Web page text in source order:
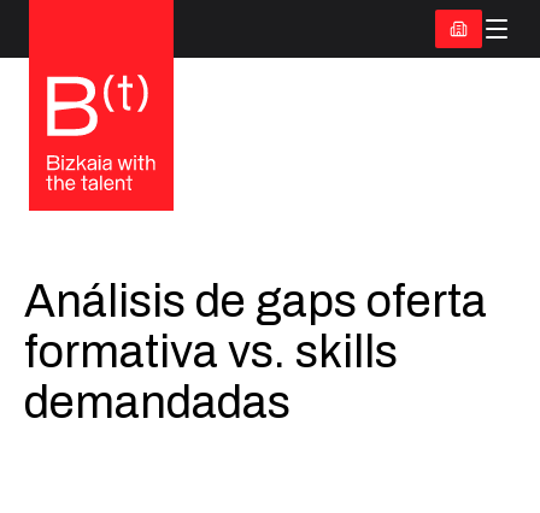
Análisis de gaps oferta
formativa vs. skills
demandadas